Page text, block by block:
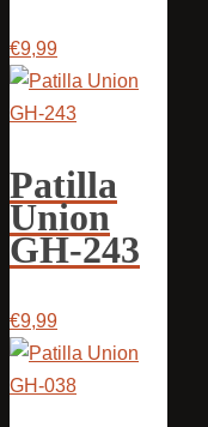
€9,99
Patilla
Union
GH-243
€9,99